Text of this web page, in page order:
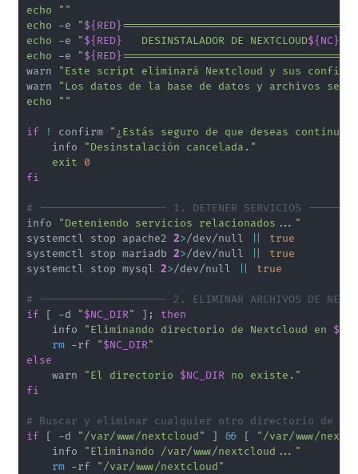
echo
""
echo -e "${RED}
echo -e "${RED}
   DESINSTALADOR DE NEXTCLOUD
${NC}
echo -e "${RED}
warn "Este script eliminará Nextcloud y sus
warn "Los datos de la base de datos y archivos se
echo
""
if ! confirm "¿Estás seguro de que deseas
    info
"Desinstalación cancelada."
exit
0
fi
# -------------------- 1. DETENER SERVICIOS
info "Deteniendo servicios relacionados..."
systemctl stop apache2 2>/dev/null
true
systemctl stop mariadb 2>/dev/null
true
systemctl stop mysql 2>/dev/null true
# -------------------- 2. ELIMINAR ARCHIVOS DE
if
[ -d "$NC_DIR" ] ;
then
    info
"Eliminando directorio de Nextcloud en
rm -rf "$NC_DIR"
else
    warn
"El directorio $NC_DIR no existe."
fi
# Buscar y eliminar cualquier otro directorio de
if
[ -d "/var/www/nextcloud" ] && [
"/var/www/
    info
"Eliminando /var/www/nextcloud..."
rm -rf "/var/www/nextcloud"